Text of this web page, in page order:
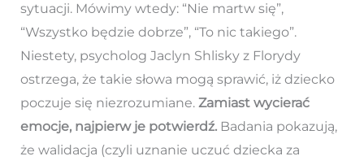
sytuacji. Mówimy wtedy: “Nie martw się”,
“Wszystko będzie dobrze”, “To nic takiego”.
Niestety, psycholog Jaclyn Shlisky z Florydy
ostrzega, że takie słowa mogą sprawić, iż dziecko
poczuje się niezrozumiane. Zamiast wycierać
emocje, najpierw je potwierdź.Badania pokazują,
że walidacja (czyli uznanie uczuć dziecka za